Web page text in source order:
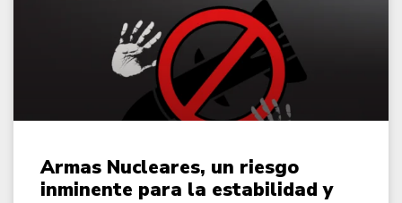
Armas Nucleares, un riesgo
inminente para la estabilidad y